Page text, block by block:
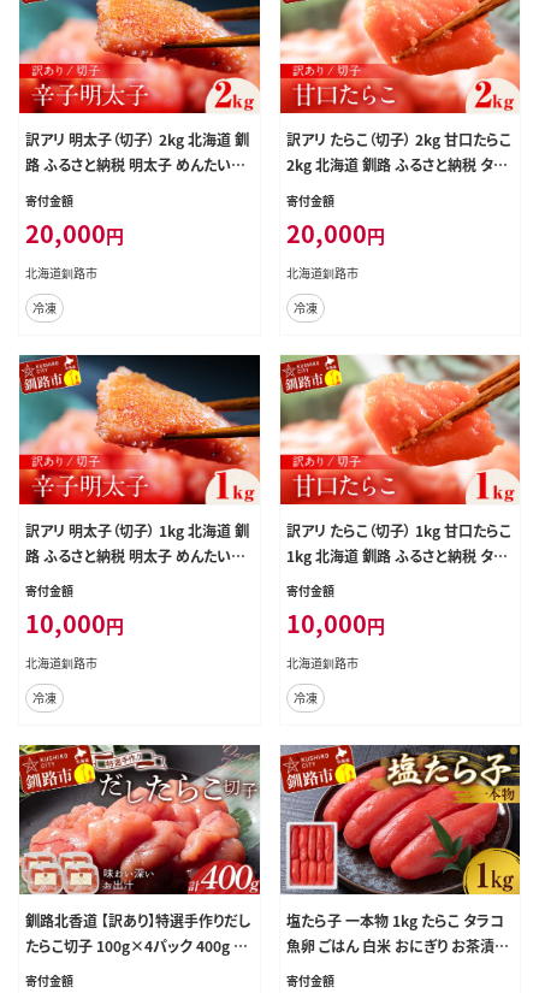
訳アリ 明太子（切子） 2kg 北海道 釧
路 ふるさと納税 明太子 めんたいこ
ごはんのお供 魚卵 魚介類 海鮮 海産
寄付金額
20,000円
北海道釧路市
冷凍
訳アリ たらこ（切子） 2kg 甘口たらこ
2kg 北海道 釧路 ふるさと納税 タラ
コ 鱈子 ごはんのお供 魚卵 魚介類
寄付金額
20,000円
北海道釧路市
冷凍
訳アリ 明太子（切子） 1kg 北海道 釧
路 ふるさと納税 明太子 めんたいこ
ごはんのお供 魚卵 魚介類 海鮮 海産
寄付金額
10,000円
北海道釧路市
冷凍
訳アリ たらこ（切子） 1kg 甘口たらこ
1kg 北海道 釧路 ふるさと納税 タラ
コ 鱈子 ごはんのお供 魚卵 魚介類
寄付金額
10,000円
北海道釧路市
冷凍
釧路北香道 【訳あり】特選手作りだし
たらこ切子 100g×4パック 400g 小
分け 通常発送 F4F-8566
寄付金額
塩たら子 一本物 1kg たらこ タラコ
魚卵 ごはん 白米 おにぎり お茶漬け
海鮮 おつまみ 肴 魚介類 魚介 海鮮
寄付金額